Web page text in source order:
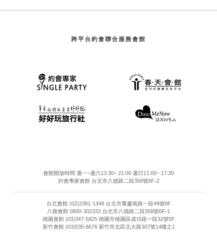
跨平台約會聯合服務會館
會館開放時間 週一~週六13:30~ 21:00 週日11:00~ 17:30
約會專家會館 台北市八德路二段358號6F-2
台北會館 (02)2381-1348 台北市重慶南路一段49號8F
八德會館 0800-302333 台北市八德路二段358號6F-1
桃園會館 (03)347-5825 桃園市桃園區成功路一段32號5F
新竹會館 (03)535-6676 新竹市北區北大路307號14樓之1